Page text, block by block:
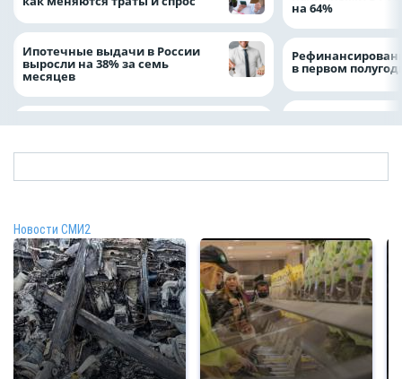
Ипотечные выдачи в России
выросли на 38% за семь
месяцев
на 64%
в первом
Новости СМИ2